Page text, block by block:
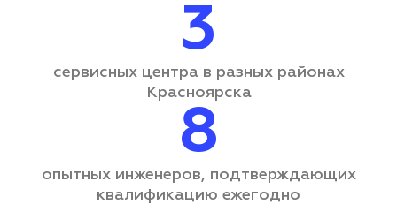
3
сервисных центра в разных районах
Красноярска
8
опытных инженеров, подтверждающих
квалификацию ежегодно